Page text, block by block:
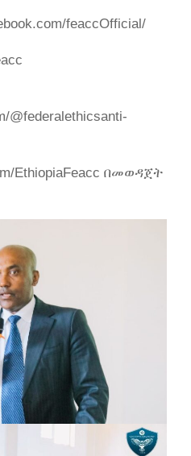
feaccOfficial/
@federalethicsanti-
EthiopiaFeacc በመወዳጀት